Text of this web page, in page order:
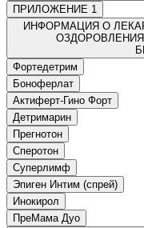
ПРИЛОЖЕНИЕ 1
ИНФОРМАЦИЯ О
Фортедетрим
Боноферлат
Актиферт-Гино Форт
Детримарин
Прегнотон
Сперотон
Суперлимф
Эпиген Интим (спрей)
Инокирол
ПреМама Дуо